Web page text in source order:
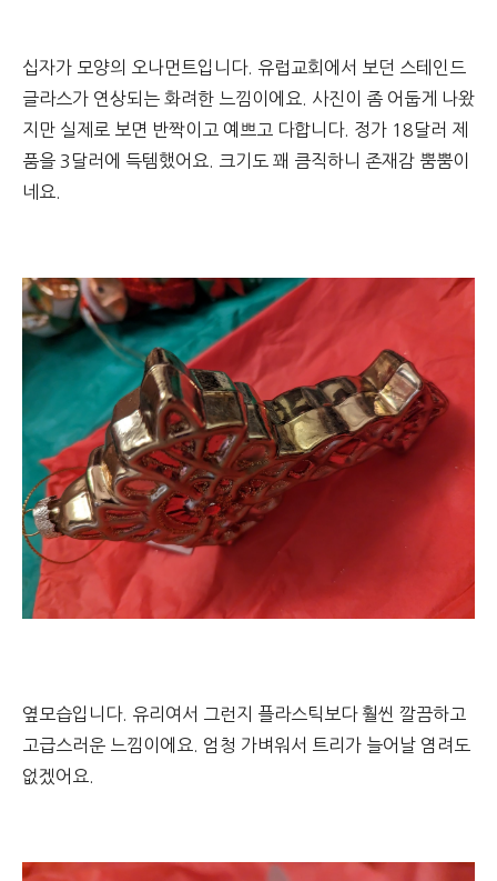
십자가 모양의 오나먼트입니다. 유럽교회에서 보던 스테인드
글라스가 연상되는 화려한 느낌이에요. 사진이 좀 어둡게 나왔
지만 실제로 보면 반짝이고 예쁘고 다합니다. 정가 18달러 제
품을 3달러에 득템했어요. 크기도 꽤 큼직하니 존재감 뿜뿜이
네요.
옆모습입니다. 유리여서 그런지 플라스틱보다 훨씬 깔끔하고
고급스러운 느낌이에요. 엄청 가벼워서 트리가 늘어날 염려도
없겠어요.